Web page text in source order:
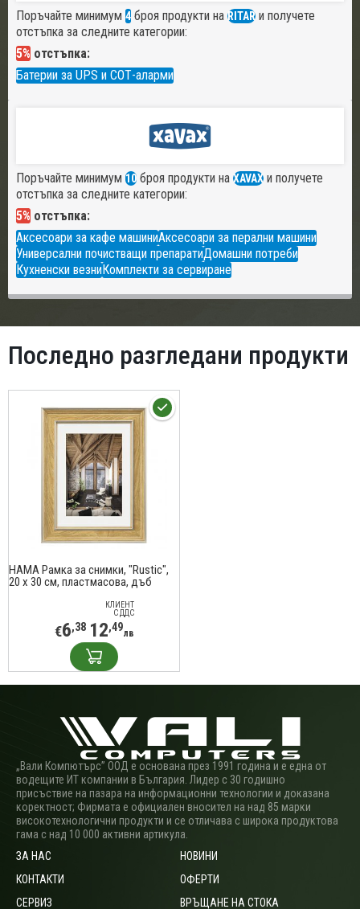
Поръчайте минимум 4 броя продукти на RITAR и получете
отстъпка за следните категории:
5% отстъпка:
Батерии за UPS и СОТ-аларми
Поръчайте минимум 10 броя продукти на XAVAX и получете
отстъпка за следните категории:
5% отстъпка:
Аксесоари за кафе машиниАксесоари за перални машини
Универсални почистващи препаратиДомашни потреби
Кухненски везниКомплекти за сервиране
Последно разгледани продукти
HAMA Рамка за снимки, "Rustic",
20 x 30 см, пластмасова, дъб
КЛИЕНТ
С ДДС
€6,38 12,49лв
„Вали Компютърс” ООД е основана през 1991 година и е една от
водещите ИТ компании в България. Лидер с 30 годишно
присъствие на пазара на информационни технологии и доказана
коректност; Фирмата е официален вносител на над 85 марки
високотехнологични продукти и се отличава с широка продуктова
гама с над 10 000 активни артикула.
ЗА НАС
КОНТАКТИ
СЕРВИЗ
НОВИНИ
ОФЕРТИ
ВРЪЩАНЕ НА СТОКА